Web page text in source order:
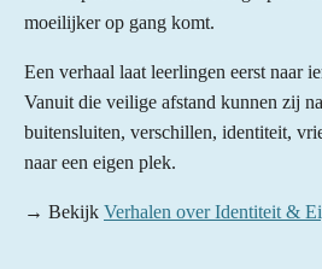
moeilijker op gang komt.
Een verhaal laat leerlingen eerst naar
Vanuit die veilige afstand kunnen zij
buitensluiten, verschillen, identiteit,
naar een eigen plek.
→ Bekijk Verhalen over Identiteit &